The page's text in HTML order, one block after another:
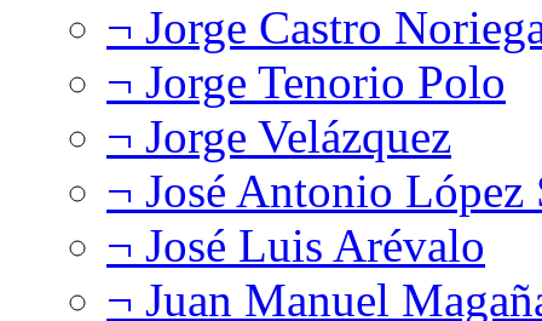
¬ Jorge Castro
¬ Jorge Tenorio Polo
¬ Jorge Velázquez
¬ José Antonio López
¬ José Luis Arévalo
¬ Juan Manuel